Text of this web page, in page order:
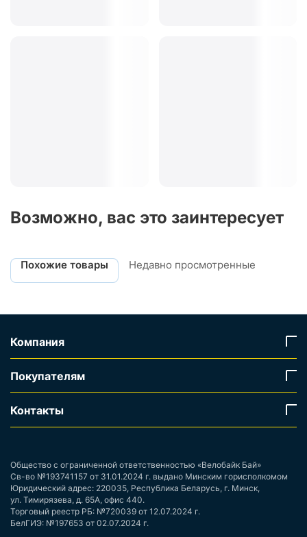
Возможно, вас это заинтересует
Похожие товары Недавно просмотренные
Компания
Покупателям
Контакты
Общество с ограниченной ответственностью «Велобайк Бай»
Св-во №193741157 от 31.01.2024 г. выдано Минским горисполкомом
Юридический адрес: 220035, Республика Беларусь, г. Минск,
ул. Тимирязева, д. 65А, офис 440.
Торговый реестр РБ: №720039 от 12.07.2024 г.
БелГИЭ: №197653 от 02.07.2024 г.